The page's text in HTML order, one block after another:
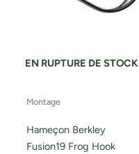
EN RUPTURE DE STOCK
Montage
Hameçon Berkley
Fusion19 Frog Hook